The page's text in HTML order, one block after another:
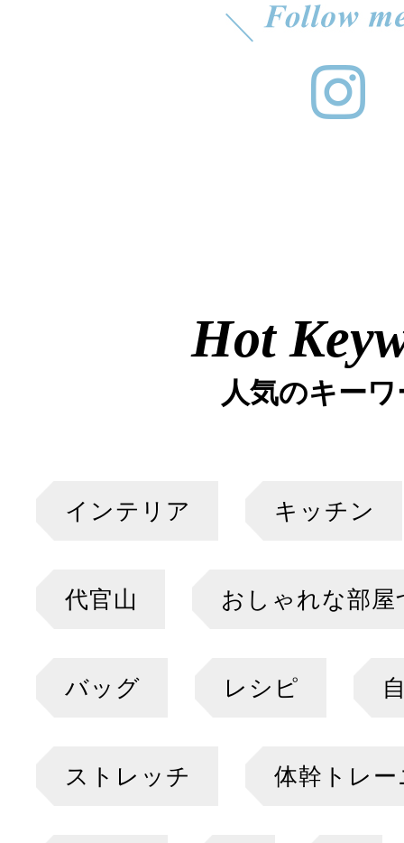
Hot
人気のキー
インテリア キッチン
代官山 おしゃれな部屋
バッグ レシピ
ストレッチ 体幹トレ